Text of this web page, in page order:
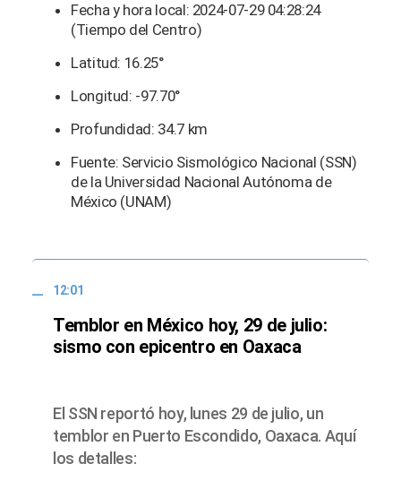
Fecha y hora local: 2024-07-29 04:28:24
(Tiempo del Centro)
Latitud: 16.25°
Longitud: -97.70°
Profundidad: 34.7 km
Fuente: Servicio Sismológico Nacional (SSN)
de la Universidad Nacional Autónoma de
México (UNAM)
12:01
Temblor en México hoy, 29 de julio:
sismo con epicentro en Oaxaca
El SSN reportó hoy, lunes 29 de julio, un
temblor en Puerto Escondido, Oaxaca. Aquí
los detalles: